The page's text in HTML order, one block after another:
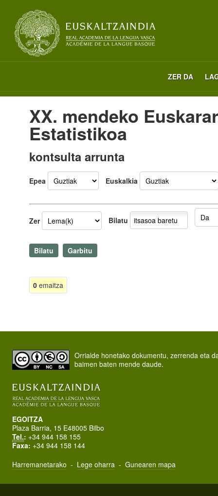
ZER DA
XX. mendeko
Estatistikoa
kontsulta arrunta
Epea Euskalkia
Zer Bilatu
0 emaitza
Orrialde honetako dokumentu, zerrenda eta
baimen baten mende daude.
EGOITZA
Plaza Barria, 15 E48005 Bilbo
Tel.: +34 944 158 155
Faxa: +34 944 158 144
Harremanetarako - Lege oharra - Gunearen mapa